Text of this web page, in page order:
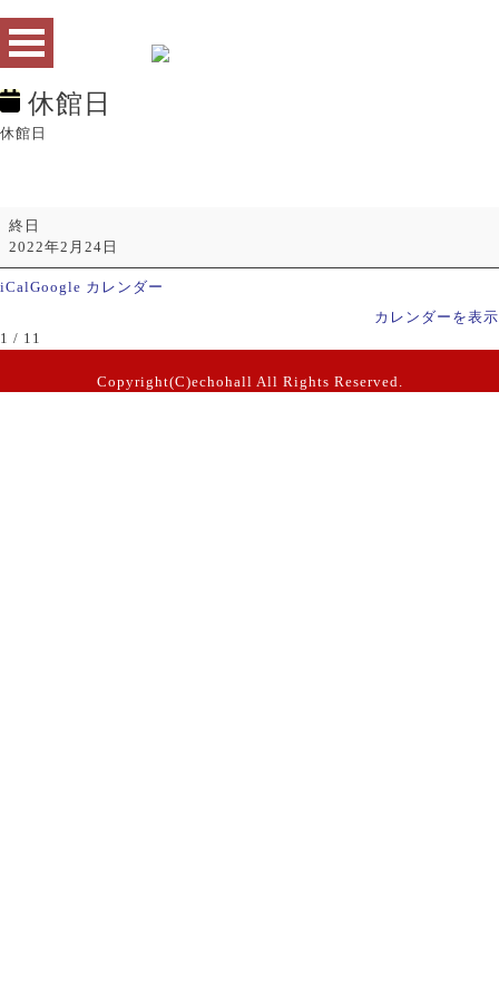
休館日
休館日
終日
2022年2月24日
iCalGoogle カレンダー
カレンダーを表示
1 / 1 1
Copyright(C)echohall All Rights Reserved.